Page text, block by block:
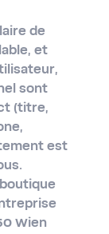
de
et
sont
(titre,
est
Wien